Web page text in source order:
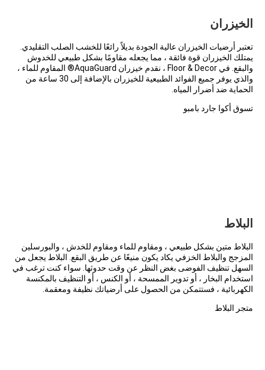
الخيزران
تعتبر أرضيات الخيزران عالية الجودة بديلاً رائعًا للخشب الصلب التقليدي.
يمتلك الخيزران قوة فائقة ، مما يجعله مقاومًا بشكل طبيعي للخدوش
والبقع. في Floor & Decor ، نقدم خيزران AquaGuard® المقاوم للماء ،
والذي يوفر جميع الفوائد الطبيعية للخيزران بالإضافة إلى 30 ساعة من
الحماية ضد أضرار المياه.
تسوق أكوا جارد بامبو
البلاط
البلاط متين بشكل طبيعي ، ومقاوم للماء ومقاوم للخدش ، والبورسلين
المزجج والبلاط الخزفي يكاد يكون منيعًا عن طريق البقع. البلاط يجعل من
السهل تنظيف الفوضى بغض النظر عن وقت حدوثها. سواء كنت ترغب في
استخدام البخار ، أو تدوير الممسحة ، أو الكنس ، أو التنظيف بالمكنسة
الكهربائية ، فستتمكن من الحصول على أرضياتك نظيفة ومعقمة.
متجر البلاط